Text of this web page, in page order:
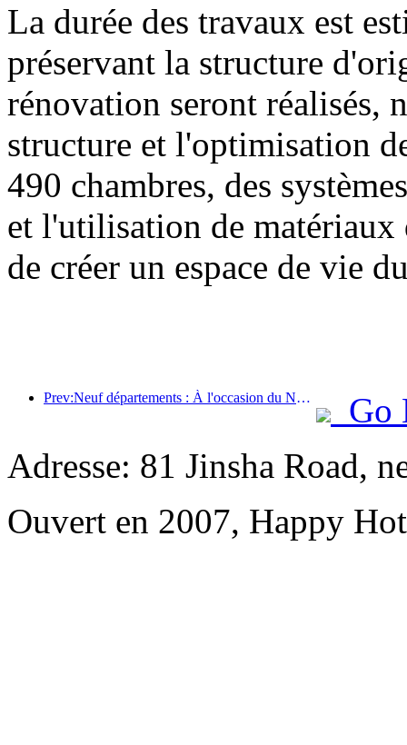
La durée des travaux est
préservant la structure
rénovation seront réalisés,
structure et l'optimisation
490 chambres, des
et l'utilisation de
de créer un espace de vie
Prev:Neuf départements : À l'occasion du Nouvel An chinois, les chaînes hôtelières et les chambres d'hôtes de charme proposeront des offres préférentielles.
Go
Adresse: 81 Jinsha Road,
Ouvert en 2007, Happy